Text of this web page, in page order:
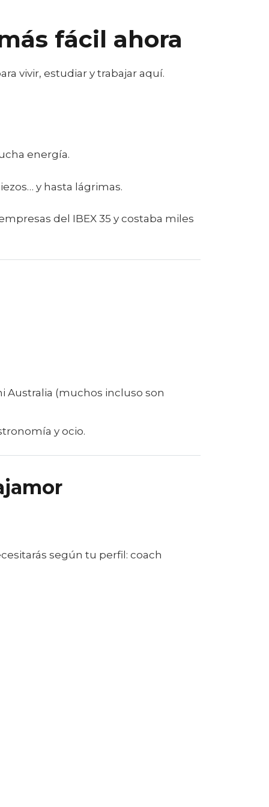
fácil ahora
vivir, estudiar y trabajar aquí.
energía.
y hasta lágrimas.
del IBEX 35 y costaba miles
Australia (muchos incluso son
y ocio.
según tu perfil: coach